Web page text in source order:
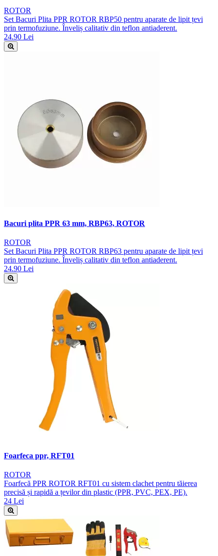
ROTOR
Set Bacuri Plita PPR ROTOR RBP50 pentru aparate de lipit țevi
prin termofuziune. Înveliș calitativ din teflon antiaderent.
24.90 Lei
Bacuri plita PPR 63 mm, RBP63, ROTOR
ROTOR
Set Bacuri Plita PPR ROTOR RBP63 pentru aparate de lipit țevi
prin termofuziune. Înveliș calitativ din teflon antiaderent.
24.90 Lei
Foarfeca ppr, RFT01
ROTOR
Foarfecă PPR ROTOR RFT01 cu sistem clachet pentru tăierea
precisă și rapidă a țevilor din plastic (PPR, PVC, PEX, PE).
24 Lei